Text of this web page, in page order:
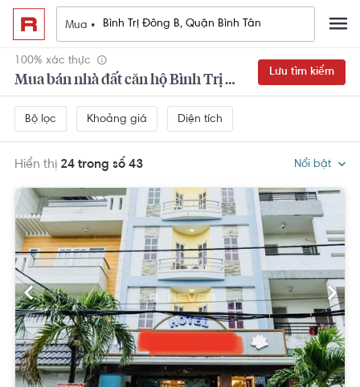
Mua •
100% xác thực
Mua bán nhà đất căn hộ Bình Trị Đông B, Quận Bình Tân
Lưu tìm kiếm
Bộ lọc Khoảng giá Diện tích
Hiển thị 24 trong số 43 Nổi bật